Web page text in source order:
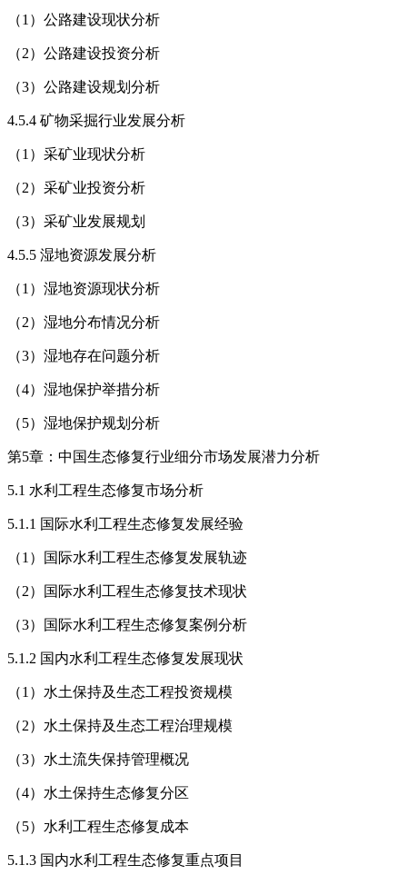
（1）公路建设现状分析
（2）公路建设投资分析
（3）公路建设规划分析
4.5.4 矿物采掘行业发展分析
（1）采矿业现状分析
（2）采矿业投资分析
（3）采矿业发展规划
4.5.5 湿地资源发展分析
（1）湿地资源现状分析
（2）湿地分布情况分析
（3）湿地存在问题分析
（4）湿地保护举措分析
（5）湿地保护规划分析
第5章：中国生态修复行业细分市场发展潜力分析
5.1 水利工程生态修复市场分析
5.1.1 国际水利工程生态修复发展经验
（1）国际水利工程生态修复发展轨迹
（2）国际水利工程生态修复技术现状
（3）国际水利工程生态修复案例分析
5.1.2 国内水利工程生态修复发展现状
（1）水土保持及生态工程投资规模
（2）水土保持及生态工程治理规模
（3）水土流失保持管理概况
（4）水土保持生态修复分区
（5）水利工程生态修复成本
5.1.3 国内水利工程生态修复重点项目